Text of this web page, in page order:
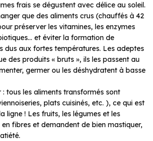
frais se dégustent avec délice au soleil.
que des aliments crus (chauffés à 42
préserver les vitamines, les enzymes
et éviter la formation de
dus aux fortes températures. Les adeptes
des produits « bruts », ils les passent au
germer ou les déshydratent à basse
: tous les aliments transformés sont
plats cuisinés, etc. ), ce qui est
ligne ! Les fruits, les légumes et les
fibres et demandent de bien mastiquer,